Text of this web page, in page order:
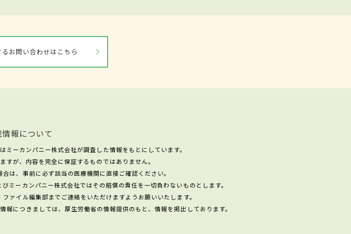
お問い合わせはこちら
報について
ーカンパニー株式会社が調査した情報をもとにしています。
すが、内容を完全に保証するものではありません。
は、事前に必ず該当の医療機関に直接ご確認ください。
ミーカンパニー株式会社ではその賠償の責任を一切負わないものとします。
ァイル編集部までご連絡をいただけますようお願いいたします。
につきましては、厚生労働省の情報提供のもと、情報を掲出しております。